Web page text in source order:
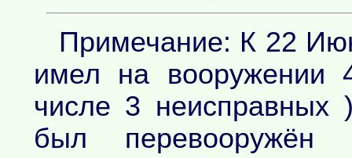
Примечание: К 22
имел на
числе 3
был перевооружён